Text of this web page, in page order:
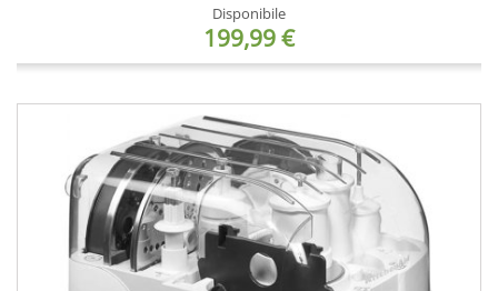
Disponibile
199,99 €